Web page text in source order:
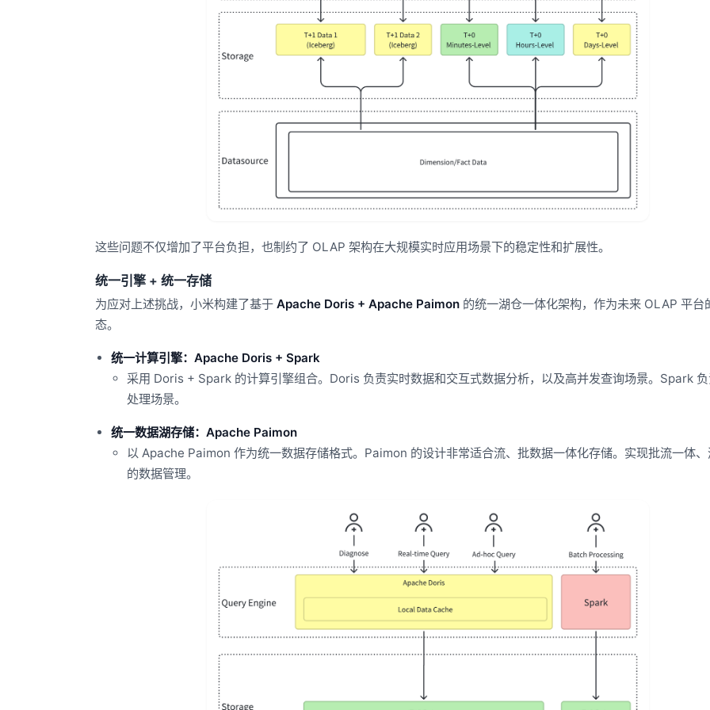
这些问题不仅增加了平台负担，也制约了 OLAP 架构在大规模实时应用场景下的稳定性和扩展性。
统一引擎 + 统一存储
为应对上述挑战，小米构建了基于 Apache Doris + Apache Paimon 的统一湖仓一体化架构，作为未来 OLAP 平台
态。
统一计算引擎：Apache Doris + Spark
采用 Doris + Spark 的计算引擎组合。Doris 负责实时数据和交互式数据分析，以及高并发查询场景。Spark
处理场景。
统一数据湖存储：Apache Paimon
以 Apache Paimon 作为统一数据存储格式。Paimon 的设计非常适合流、批数据一体化存储。实现批流一体
的数据管理。